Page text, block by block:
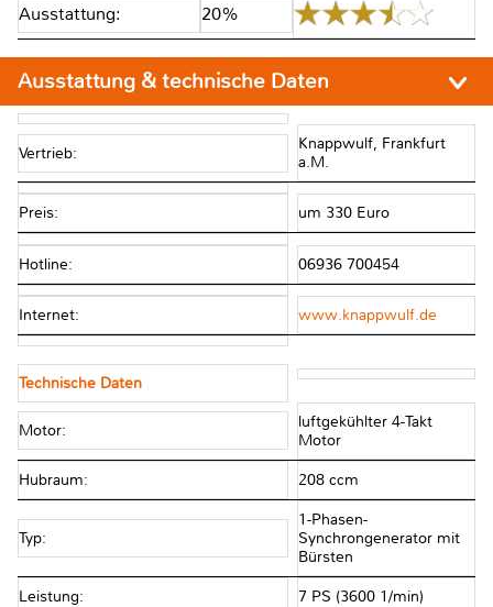
Ausstattung: 20%
Ausstattung & technische Daten
Vertrieb:
Knappwulf, Frankfurt
a.M.
Preis: um 330 Euro
Hotline: 06936 700454
Internet: www.knappwulf.de
Technische Daten
Motor:
luftgekühlter 4-Takt
Motor
Hubraum: 208 ccm
Typ:
1-Phasen-
Synchrongenerator mit
Bürsten
Leistung: 7 PS (3600 1/min)